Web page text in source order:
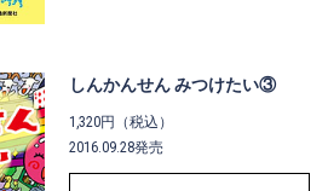
しんかんせん みつけたい③
1,320円（税込）
2016.09.28発売